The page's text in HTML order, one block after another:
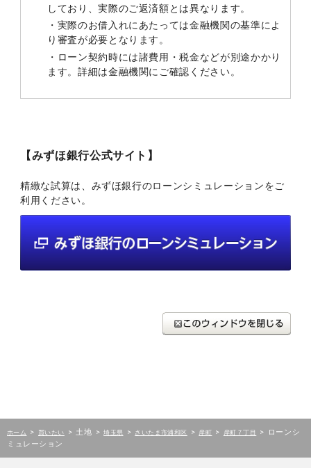
しており、実際のご返済額とは異なります。
・実際のお借入れにあたっては金融機関の基準によ
り審査が必要となります。
・ローン契約時には諸費用・税金などが別途かかり
ます。詳細は金融機関にご確認ください。
【みずほ銀行公式サイト】
精緻な試算は、みずほ銀行のローンシミュレーションをご
利用ください。
ホーム > 買いたい > 土地 > 埼玉県 > さいたま市浦和区 > 岸町 > 岸町７丁目 >
ローンシ
ミュレーション